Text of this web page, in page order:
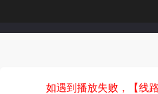
如遇到播放失败，【线